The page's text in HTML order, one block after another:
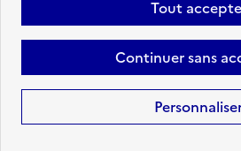
Tout
Continuer sans
Accessibilité : totalement
Personnaliser les cookies
Mentions légales
candidats
Sauf mention contraire, tous les textes de ce
etalab-2.0